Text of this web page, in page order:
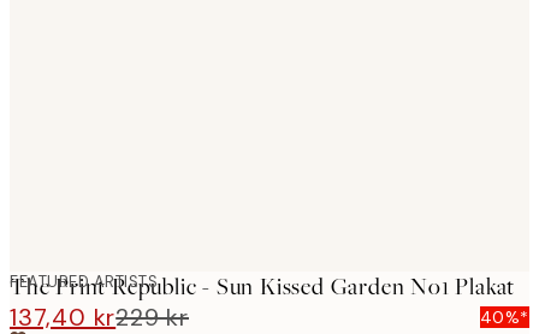
FEATURED ARTISTS
The Print Republic - Sun Kissed Garden No1 Plakat
137,40 kr229 kr 40%*